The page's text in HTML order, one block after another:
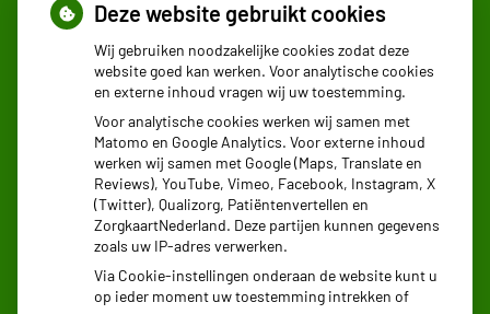
08.30 - 17:30
08.30 - 17:30
Woensdag:
08.30 - 17:30
Donderdag:
08.30 - 17:30
08.30 - 17:30
Deze website gebruikt cookies
Wij gebruiken noodzakelijke cookies zodat deze
website goed kan werken. Voor analytische cookies
en externe inhoud vragen wij uw toestemming.
Voor analytische cookies werken wij samen met
Matomo en Google Analytics. Voor externe inhoud
werken wij samen met Google (Maps, Translate en
Reviews), YouTube, Vimeo, Facebook, Instagram, X
(Twitter), Qualizorg, Patiëntenvertellen en
ZorgkaartNederland. Deze partijen kunnen gegevens
zoals uw IP-adres verwerken.
Via Cookie-instellingen onderaan de website kunt u
op ieder moment uw toestemming intrekken of